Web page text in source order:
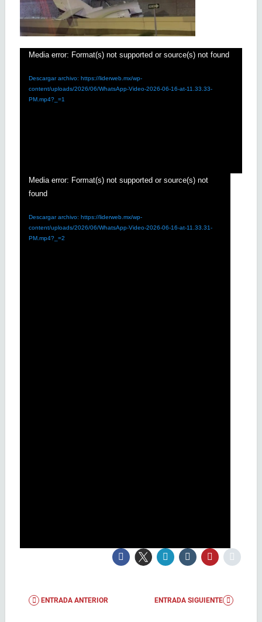
Reproductor
vídeo
Media error: Format(s) not supported or source(s) not found
Descargar archivo: https://liderweb.mx/wp-
content/uploads/2026/06/WhatsApp-Video-2026-06-16-at-11.33.33-
PM.mp4?_=1
Reproductor
vídeo
Media error: Format(s) not supported or source(s) not
found
Descargar archivo: https://liderweb.mx/wp-
content/uploads/2026/06/WhatsApp-Video-2026-06-16-at-11.33.31-
PM.mp4?_=2
ENTRADA ANTERIOR ENTRADA SIGUIENTE